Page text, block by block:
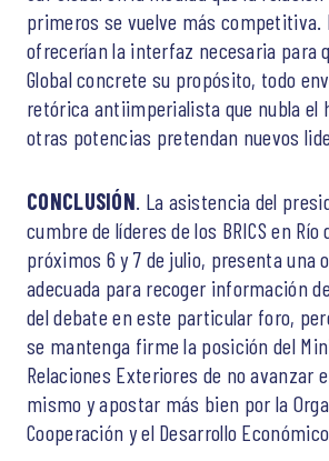
primeros se vuelve más competitiva.
ofrecerían la interfaz necesaria para
Global concrete su propósito, todo
retórica antiimperialista que nubla el
otras potencias pretendan nuevos
CONCLUSIÓN. La asistencia del
cumbre de líderes de los BRICS en
próximos 6 y 7 de julio, presenta una
adecuada para recoger información
del debate en este particular foro,
se mantenga firme la posición del
Relaciones Exteriores de no avanzar
mismo y apostar más bien por la
Cooperación y el Desarrollo Económico